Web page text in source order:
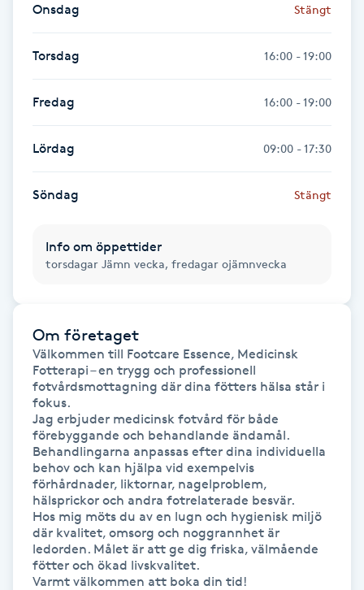
Funktionsanalys
Färgning
Föning
Gel naglar
Gelenaglar
Gellack
Gellack med förstärkning
Onsdag Stängt
Torsdag 16:00 - 19:00
Fredag 16:00 - 19:00
Lördag 09:00 - 17:30
Söndag Stängt
Info om öppettider
torsdagar Jämn vecka, fredagar ojämnvecka
Om företaget
Välkommen till Footcare Essence, Medicinsk
Fotterapi – en trygg och professionell
fotvårdsmottagning där dina fötters hälsa står i
fokus.
Jag erbjuder medicinsk fotvård för både
förebyggande och behandlande ändamål.
Behandlingarna anpassas efter dina individuella
behov och kan hjälpa vid exempelvis
förhårdnader, liktornar, nagelproblem,
hälsprickor och andra fotrelaterade besvär.
Hos mig möts du av en lugn och hygienisk miljö
där kvalitet, omsorg och noggrannhet är
ledorden. Målet är att ge dig friska, välmående
fötter och ökad livskvalitet.
Varmt välkommen att boka din tid!